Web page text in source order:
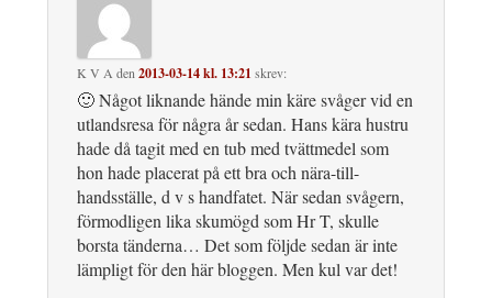
K V A den2013-03-14 kl. 13:21 skrev:
🙂 Något liknande hände min käre svåger vid en
utlandsresa för några år sedan. Hans kära hustru
hade då tagit med en tub med tvättmedel som
hon hade placerat på ett bra och nära-till-
handsställe, d v s handfatet. När sedan svågern,
förmodligen lika skumögd som Hr T, skulle
borsta tänderna… Det som följde sedan är inte
lämpligt för den här bloggen. Men kul var det!